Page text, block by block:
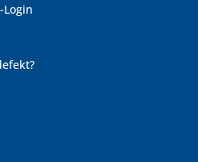
Login